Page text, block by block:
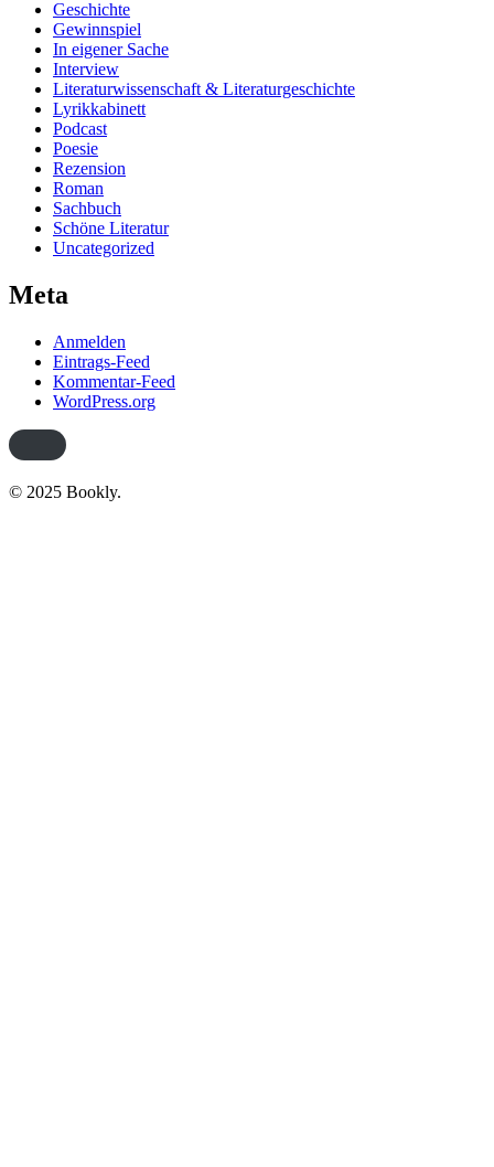
Geschichte
Gewinnspiel
In eigener Sache
Interview
Literaturwissenschaft & Literaturgeschichte
Lyrikkabinett
Podcast
Poesie
Rezension
Roman
Sachbuch
Schöne Literatur
Uncategorized
Meta
Anmelden
Eintrags-Feed
Kommentar-Feed
WordPress.org
© 2025 Bookly.